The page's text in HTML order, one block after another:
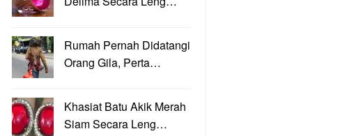
Rumah Pernah Didatangi
Orang Gila, Perta…
Khasiat Batu Akik Merah
Siam Secara Leng…